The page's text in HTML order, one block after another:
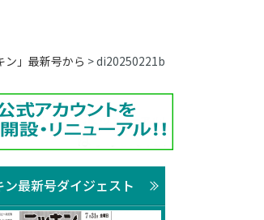
ン」最新号から > di20250221b
ン最新号ダイジェスト